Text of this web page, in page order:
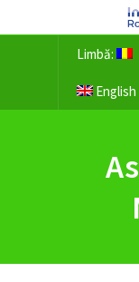
Limbă:
English